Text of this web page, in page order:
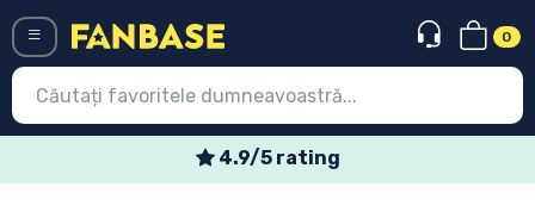
0
4.9/5 rating